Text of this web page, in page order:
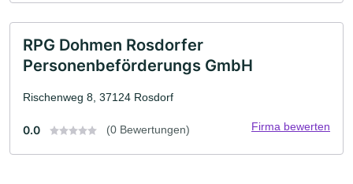
RPG Dohmen Rosdorfer
Personenbeförderungs GmbH
Rischenweg 8, 37124 Rosdorf
0.0 (0 Bewertungen) Firma bewerten